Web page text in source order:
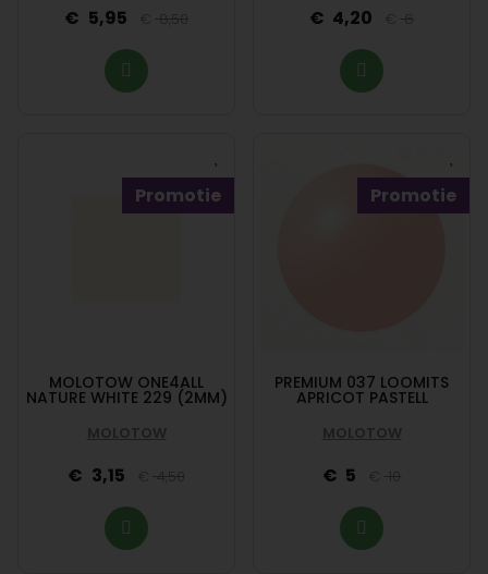
5,95 8,50 4,20 6
Promotie
MOLOTOW ONE4ALL
NATURE WHITE 229 (2MM)
MOLOTOW
3,15 4,50
Promotie
PREMIUM 037 LOOMITS
APRICOT PASTELL
MOLOTOW
5 10